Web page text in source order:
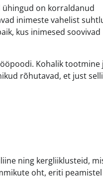
ühingud on korraldanud
inimeste vahelist
kus inimesed soovivad
Kohalik tootmine
rõhutavad, et just
ning kergliiklusteid,
oht, eriti peamistel